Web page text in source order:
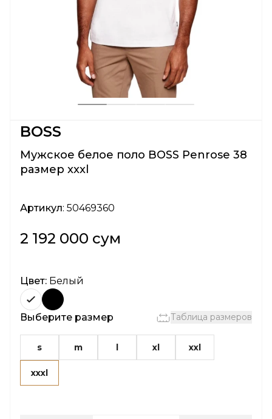
BOSS
Мужское белое поло BOSS Penrose 38
размер xxxl
Артикул: 50469360
2 192 000 сум
Цвет: Белый
Выберите размер Таблица размеров
s m l xl xxl
xxxl